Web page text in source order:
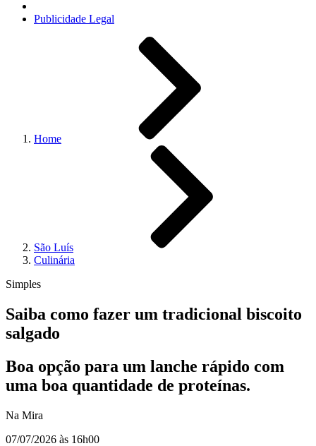
Publicidade Legal
Home
São Luís
Culinária
Simples
Saiba como fazer um tradicional biscoito
salgado
Boa opção para um lanche rápido com
uma boa quantidade de proteínas.
Na Mira
07/07/2026 às 16h00